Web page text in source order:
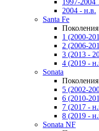
1997-2004
2004 - н.в.
Santa Fe
1 (2000-
2 (2006-
3 (2013 -
4 (2019 -
Sonata
5 (2002-
6 (2010-
7 (2017 -
8 (2019 -
Sonata NF